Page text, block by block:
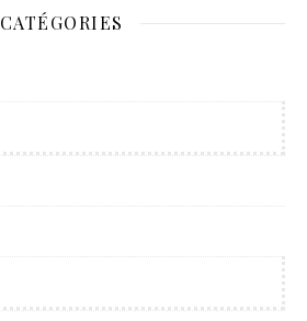
CATÉGORIES